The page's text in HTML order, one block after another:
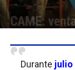
CAME:
Durante julio